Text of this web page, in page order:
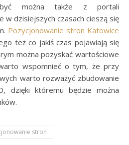
można także z portali
w dzisiejszych czasach cieszą się
Pozycjonowanie stron Katowice
też co jakiś czas pojawiają się
można pozyskać wartościowe
wspomnieć o tym, że przy
warto rozważyć zbudowanie
dzięki któremu będzie można
stron